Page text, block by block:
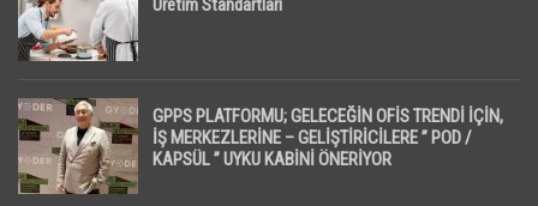
Üretim Standartları
GPPS PLATFORMU; GELECEĞİN OFİS TRENDİ İÇİN,
İŞ MERKEZLERİNE – GELİŞTİRİCİLERE ” POD /
KAPSÜL ” UYKU KABİNİ ÖNERİYOR